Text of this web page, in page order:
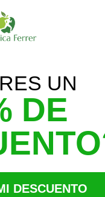
UN
DE
DESCUENTO